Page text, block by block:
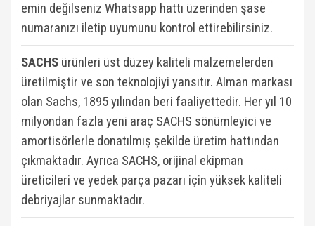
emin değilseniz Whatsapp hattı üzerinden şase
numaranızı iletip uyumunu kontrol ettirebilirsiniz.
SACHS ürünleri üst düzey kaliteli malzemelerden
üretilmiştir ve son teknolojiyi yansıtır. Alman markası
olan Sachs, 1895 yılından beri faaliyettedir. Her yıl 10
milyondan fazla yeni araç SACHS sönümleyici ve
amortisörlerle donatılmış şekilde üretim hattından
çıkmaktadır. Ayrıca SACHS, orijinal ekipman
üreticileri ve yedek parça pazarı için yüksek kaliteli
debriyajlar sunmaktadır.